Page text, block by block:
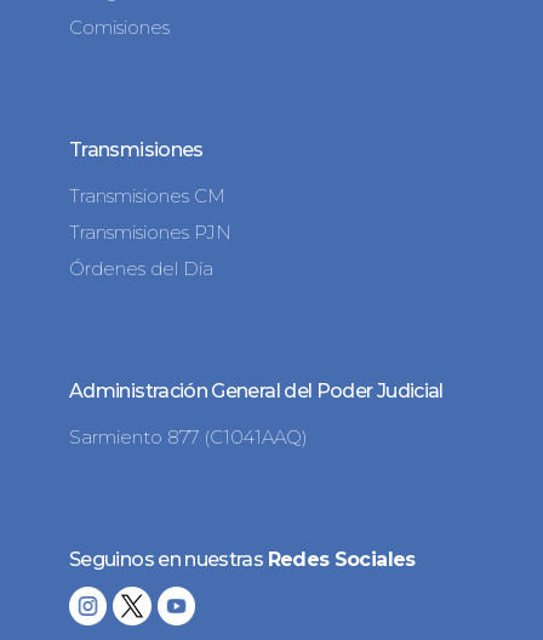
Comisiones
Transmisiones
Transmisiones CM
Transmisiones PJN
Órdenes del Día
Administración General del Poder Judicial
Sarmiento 877 (C1041AAQ)
Seguinos en nuestras Redes Sociales